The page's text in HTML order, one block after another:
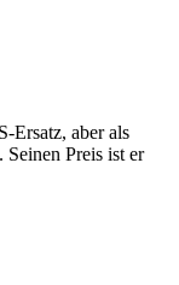
Ersatz, aber als
Preis ist er